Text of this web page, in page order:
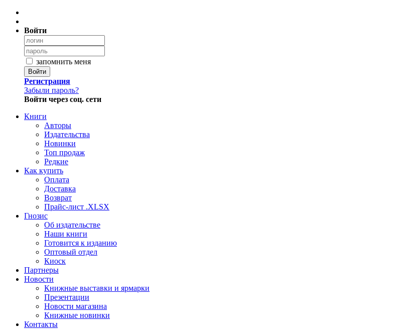
Войти
запомнить меня
Войти
Регистрация
Забыли пароль?
Войти через соц. сети
Книги
Авторы
Издательства
Новинки
Топ продаж
Редкие
Как купить
Оплата
Доставка
Возврат
Прайс-лист .XLSX
Гнозис
Об издательстве
Наши книги
Готовится к изданию
Оптовый отдел
Киоск
Партнеры
Новости
Книжные выставки и ярмарки
Презентации
Новости магазина
Книжные новинки
Контакты